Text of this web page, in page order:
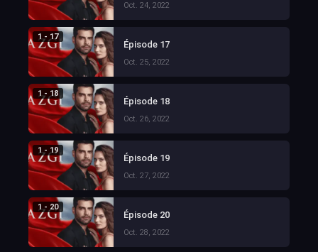
Oct. 24, 2022
1 - 17
Épisode 17
Oct. 25, 2022
1 - 18
Épisode 18
Oct. 26, 2022
1 - 19
Épisode 19
Oct. 27, 2022
1 - 20
Épisode 20
Oct. 28, 2022